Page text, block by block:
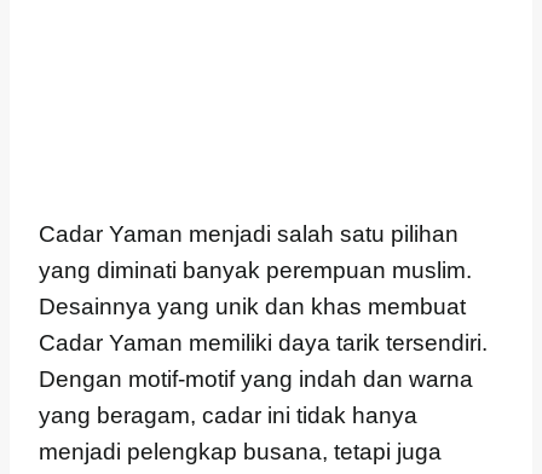
Cadar Yaman menjadi salah satu pilihan
yang diminati banyak perempuan muslim.
Desainnya yang unik dan khas membuat
Cadar Yaman memiliki daya tarik tersendiri.
Dengan motif-motif yang indah dan warna
yang beragam, cadar ini tidak hanya
menjadi pelengkap busana, tetapi juga